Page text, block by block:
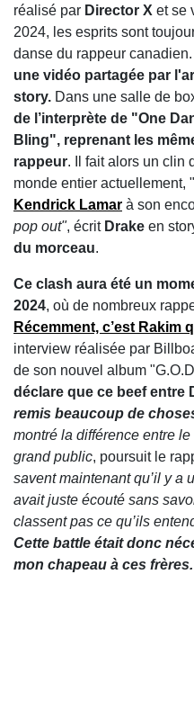
réalisé par Director X et se
2024, les esprits sont
danse du rappeur canadien.
une vidéo partagée par
story. Dans une salle de
de l’interprète de "One
Bling", reprenant les
rappeur. Il fait alors un clin
monde entier actuellement,
Kendrick Lamar à son
pop out", écrit Drake en
du morceau.
Ce clash aura été un
2024, où de nombreux
Récemment, c’est Rakim
interview réalisée par
de son nouvel album
déclare que ce beef entre
remis beaucoup de
montré la différence entre
grand public, poursuit le
savent maintenant qu’il y
avait juste écouté sans
classent pas ce qu’ils
Cette battle était donc
mon chapeau à ces frères.